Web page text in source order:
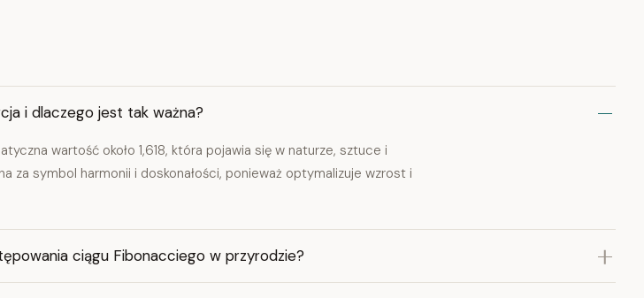
i dlaczego jest tak ważna?
wartość około 1,618, która pojawia się w naturze, sztuce i
za symbol harmonii i doskonałości, ponieważ optymalizuje wzrost i
ciągu Fibonacciego w przyrodzie?